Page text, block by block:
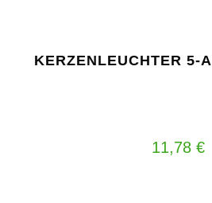
KERZENLEUCHTER 5-
11,78 €